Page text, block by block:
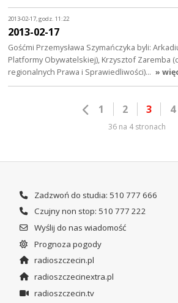
2013-02-17, godz. 11:22
2013-02-17
Gośćmi Przemysława Szymańczyka byli:
Platformy Obywatelskiej), Krzysztof Zaremba
regionalnych Prawa i Sprawiedliwości)… »
1 2 3 4
36 na 4 stronach
Zadzwoń do studia: 510 777 666
Czujny non stop: 510 777 222
Wyślij do nas wiadomość
Prognoza pogody
radioszczecin.pl
radioszczecinextra.pl
radioszczecin.tv